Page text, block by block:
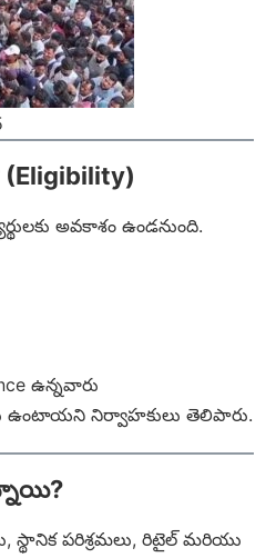
(Eligibility)
అవకాశం ఉండనుంది.
ఉన్నవారు
ఉంటాయని నిర్వాహకులు తెలిపారు.
స్థానిక పరిశ్రమలు, రిటైల్ మరియు